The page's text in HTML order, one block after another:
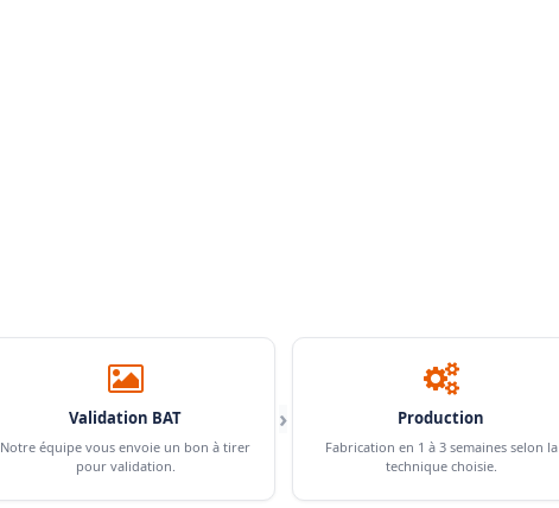
Validation BAT
Notre équipe vous envoie un bon à tirer
pour validation.
› Production
Fabrication en 1 à 3 semaines selon la
technique choisie.